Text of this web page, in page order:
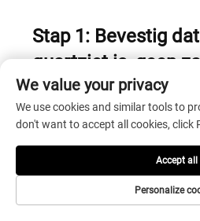
Stap 1: Bevestig
quartziet is, geen
lookalike
Natuurstenen namen kunnen
materialen worden aangeboden
en niet elke steensoort die als
presteert op dezelfde manier. Kopers
vragen om het materiaaltype, de
en de praktische prestaties uit te
We value your privacy
We use cookies and similar tools to
don't want to accept all cookies, click
Personalize
Accept all